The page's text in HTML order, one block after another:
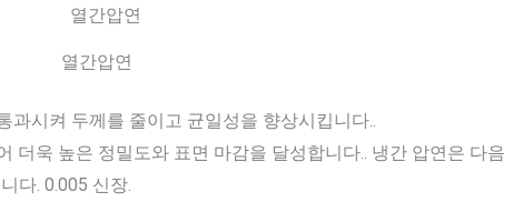
열간압연
과시켜 두께를 줄이고 균일성을 향상시킵니다..
더욱 높은 정밀도와 표면 마감을 달성합니다.. 냉간 압연은 다음
다. 0.005 신장.